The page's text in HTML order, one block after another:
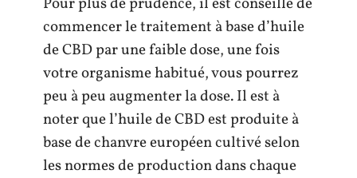
commencer le traitement à base d’huile
de CBD par une faible dose, une fois
votre organisme habitué, vous pourrez
peu à peu augmenter la dose. Il est à
noter que l’huile de CBD est produite à
base de chanvre européen cultivé selon
les normes de production dans chaque